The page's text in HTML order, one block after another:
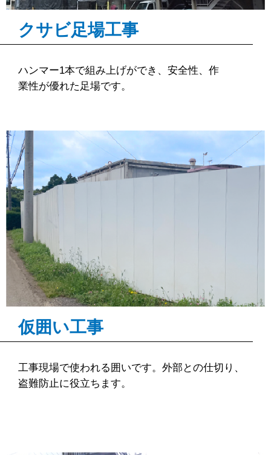
クサビ足場工事
ハンマー1本で組み上げができ、安全性、作
業性が優れた足場です。
仮囲い工事
工事現場で使われる囲いです。外部との仕切り、
盗難防止に役立ちます。